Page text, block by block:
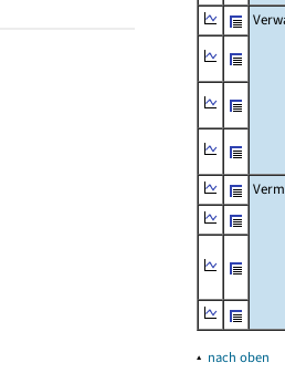
▴ nach oben